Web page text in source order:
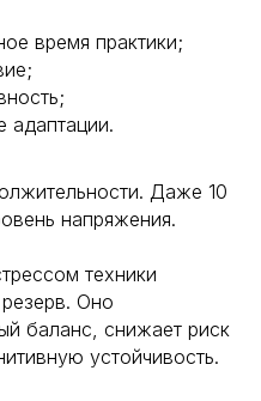
время практики;
адаптации.
Даже 10
напряжения.
техники
Оно
баланс, снижает риск
устойчивость.